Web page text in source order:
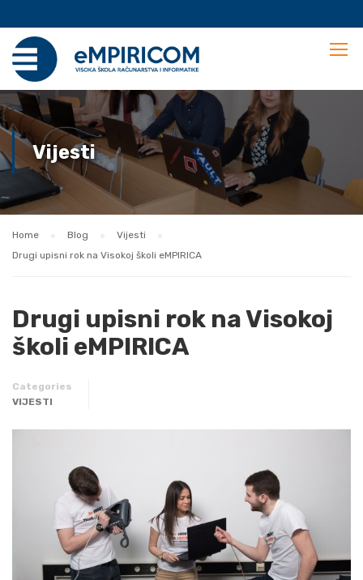
Vijesti
Home Blog
Vijesti
Drugi upisni rok na Visokoj školi eMPIRICA
Drugi upisni rok na Visokoj
školi eMPIRICA
Categories
VIJESTI